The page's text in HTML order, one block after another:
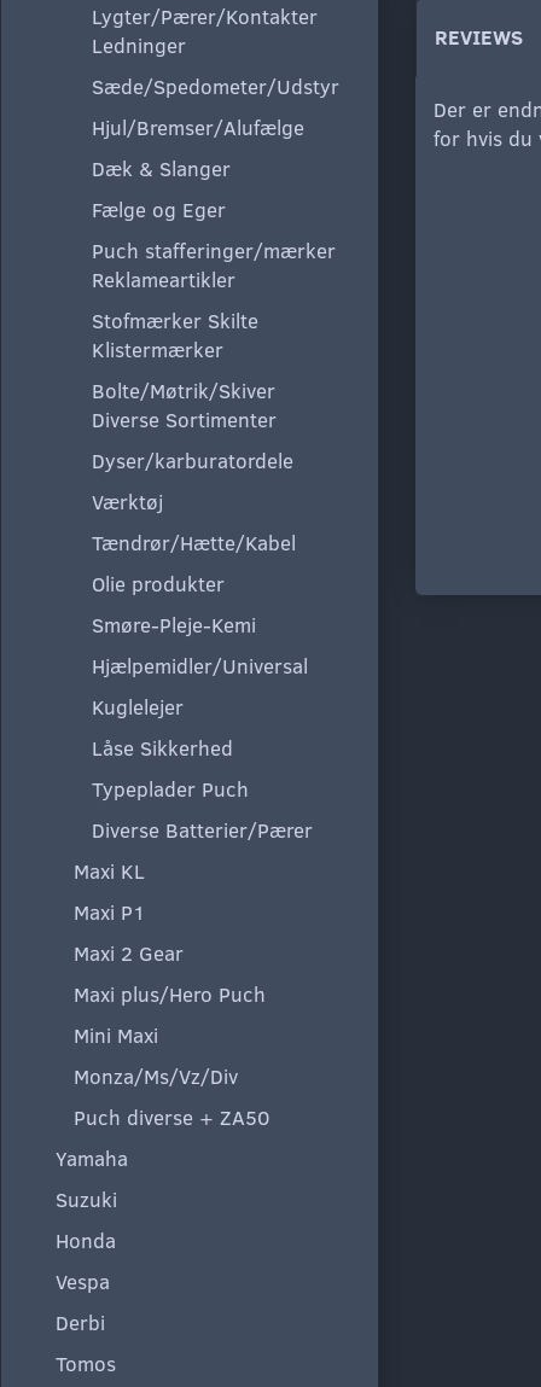
Lygter/Pærer/Kontakter
Ledninger
Sæde/Spedometer/Udstyr
Hjul/Bremser/Alufælge
Dæk & Slanger
Fælge og Eger
Puch stafferinger/mærker
Reklameartikler
Stofmærker Skilte
Klistermærker
Bolte/Møtrik/Skiver
Diverse Sortimenter
Dyser/karburatordele
Værktøj
Tændrør/Hætte/Kabel
Olie produkter
Smøre-Pleje-Kemi
Hjælpemidler/Universal
Kuglelejer
Låse Sikkerhed
Typeplader Puch
Diverse Batterier/Pærer
Maxi KL
Maxi P1
Maxi 2 Gear
Maxi plus/Hero Puch
Mini Maxi
Monza/Ms/Vz/Div
Puch diverse + ZA50
Yamaha
Suzuki
Honda
Vespa
Derbi
Tomos
REVIEWS
Der er
for hvis du